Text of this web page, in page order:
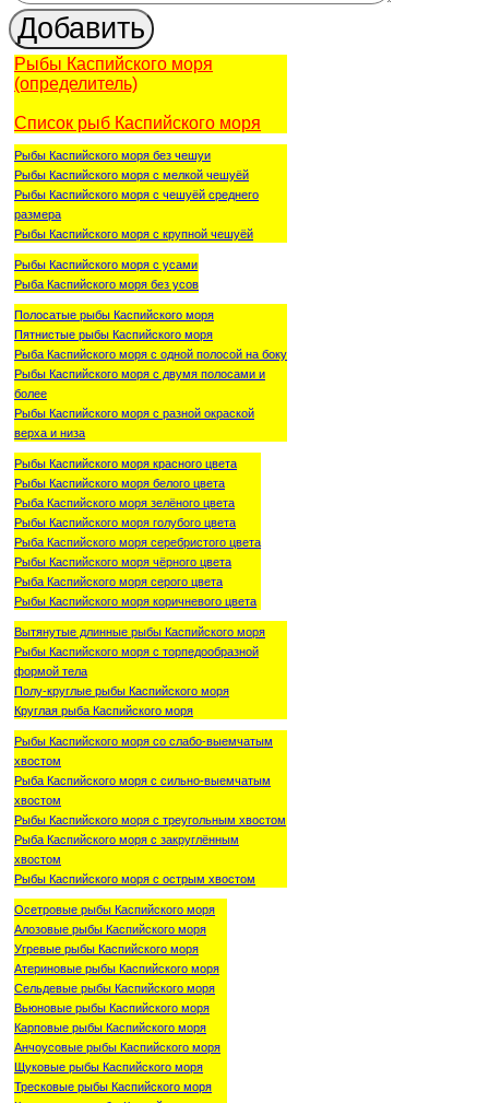
Рыбы Каспийского моря
(определитель)
Список рыб Каспийского моря
Рыбы Каспийского моря без чешуи
Рыбы Каспийского моря с мелкой чешуёй
Рыбы Каспийского моря с чешуёй среднего
размера
Рыбы Каспийского моря с крупной чешуёй
Рыбы Каспийского моря с усами
Рыба Каспийского моря без усов
Полосатые рыбы Каспийского моря
Пятнистые рыбы Каспийского моря
Рыба Каспийского моря с одной полосой на боку
Рыбы Каспийского моря с двумя полосами и
более
Рыбы Каспийского моря с разной окраской
верха и низа
Рыбы Каспийского моря красного цвета
Рыбы Каспийского моря белого цвета
Рыба Каспийского моря зелёного цвета
Рыбы Каспийского моря голубого цвета
Рыба Каспийского моря серебристого цвета
Рыбы Каспийского моря чёрного цвета
Рыба Каспийского моря серого цвета
Рыбы Каспийского моря коричневого цвета
Вытянутые длинные рыбы Каспийского моря
Рыбы Каспийского моря с торпедообразной
формой тела
Полу-круглые рыбы Каспийского моря
Круглая рыба Каспийского моря
Рыбы Каспийского моря со слабо-выемчатым
хвостом
Рыба Каспийского моря с сильно-выемчатым
хвостом
Рыбы Каспийского моря с треугольным хвостом
Рыба Каспийского моря с закруглённым
хвостом
Рыбы Каспийского моря с острым хвостом
Осетровые рыбы Каспийского моря
Алозовые рыбы Каспийского моря
Угревые рыбы Каспийского моря
Атериновые рыбы Каспийского моря
Сельдевые рыбы Каспийского моря
Вьюновые рыбы Каспийского моря
Карповые рыбы Каспийского моря
Анчоусовые рыбы Каспийского моря
Щуковые рыбы Каспийского моря
Тресковые рыбы Каспийского моря